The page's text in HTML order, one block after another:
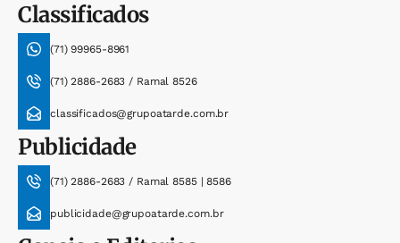
Classificados
(71) 99965-8961
(71) 2886-2683 / Ramal 8526
classificados@grupoatarde.com.br
Publicidade
(71) 2886-2683 / Ramal 8585 | 8586
publicidade@grupoatarde.com.br